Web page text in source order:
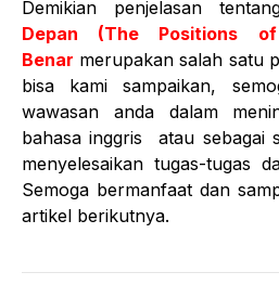
Demikian penjelasan
Depan (The Positions
Benar merupakan salah satu
bisa kami sampaikan,
wawasan anda dalam
bahasa inggris atau sebagai
menyelesaikan tugas-tugas
Semoga bermanfaat dan
artikel berikutnya.